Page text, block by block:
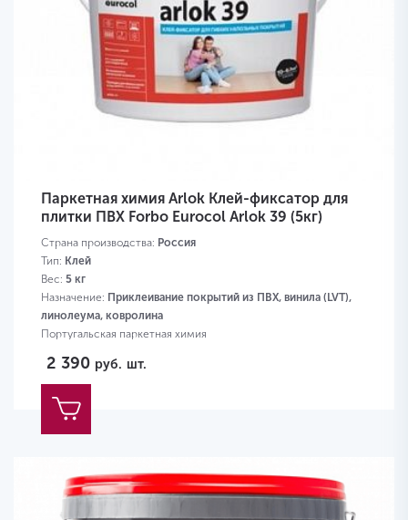
Паркетная химия Arlok Клей-фиксатор для
плитки ПВХ Forbo Eurocol Arlok 39 (5кг)
Страна производства: Россия
Тип: Клей
Вес: 5 кг
Назначение: Приклеивание покрытий из ПВХ, винила (LVT),
линолеума, ковролина
Португальская паркетная химия
2 390 руб. шт.